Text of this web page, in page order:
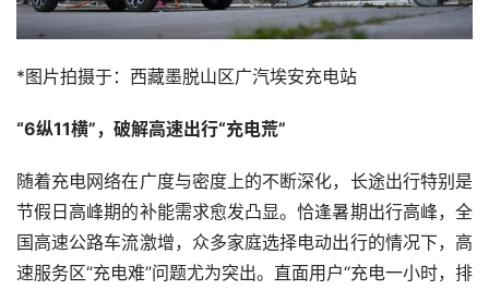
*图片拍摄于：西藏墨脱山区广汽埃安充电站
“6纵11横”，破解高速出行“充电荒”
随着充电网络在广度与密度上的不断深化，长途出行特别是
节假日高峰期的补能需求愈发凸显。恰逢暑期出行高峰，全
国高速公路车流激增，众多家庭选择电动出行的情况下，高
速服务区“充电难”问题尤为突出。直面用户“充电一小时，排